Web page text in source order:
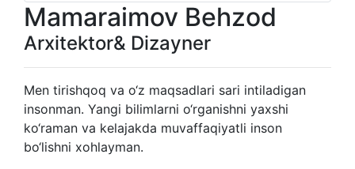
Mamaraimov Behzod
Arxitektor& Dizayner
Men tirishqoq va o‘z maqsadlari sari intiladigan
insonman. Yangi bilimlarni o‘rganishni yaxshi
ko‘raman va kelajakda muvaffaqiyatli inson
bo‘lishni xohlayman.